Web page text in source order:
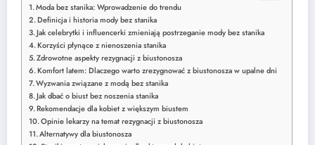
Moda bez stanika: Wprowadzenie do trendu
Definicja i historia mody bez stanika
Jak celebrytki i influencerki zmieniają postrzeganie mody bez stanika
Korzyści płynące z nienoszenia stanika
Zdrowotne aspekty rezygnacji z biustonosza
Komfort latem: Dlaczego warto zrezygnować z biustonosza w upalne dni
Wyzwania związane z modą bez stanika
Jak dbać o biust bez noszenia stanika
Rekomendacje dla kobiet z większym biustem
Opinie lekarzy na temat rezygnacji z biustonosza
Alternatywy dla biustonosza